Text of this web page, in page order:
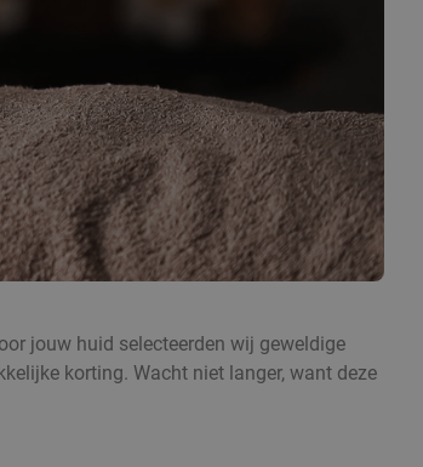
jouw huid selecteerden wij geweldige
korting. Wacht niet langer, want deze